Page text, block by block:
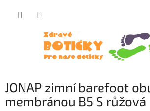
JONAP zimní barefoot
membránou B5 S růžová